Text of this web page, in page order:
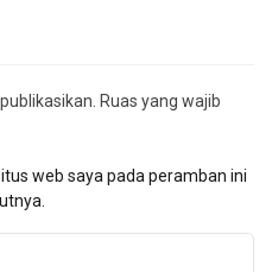
Ruas yang wajib
web saya pada peramban ini